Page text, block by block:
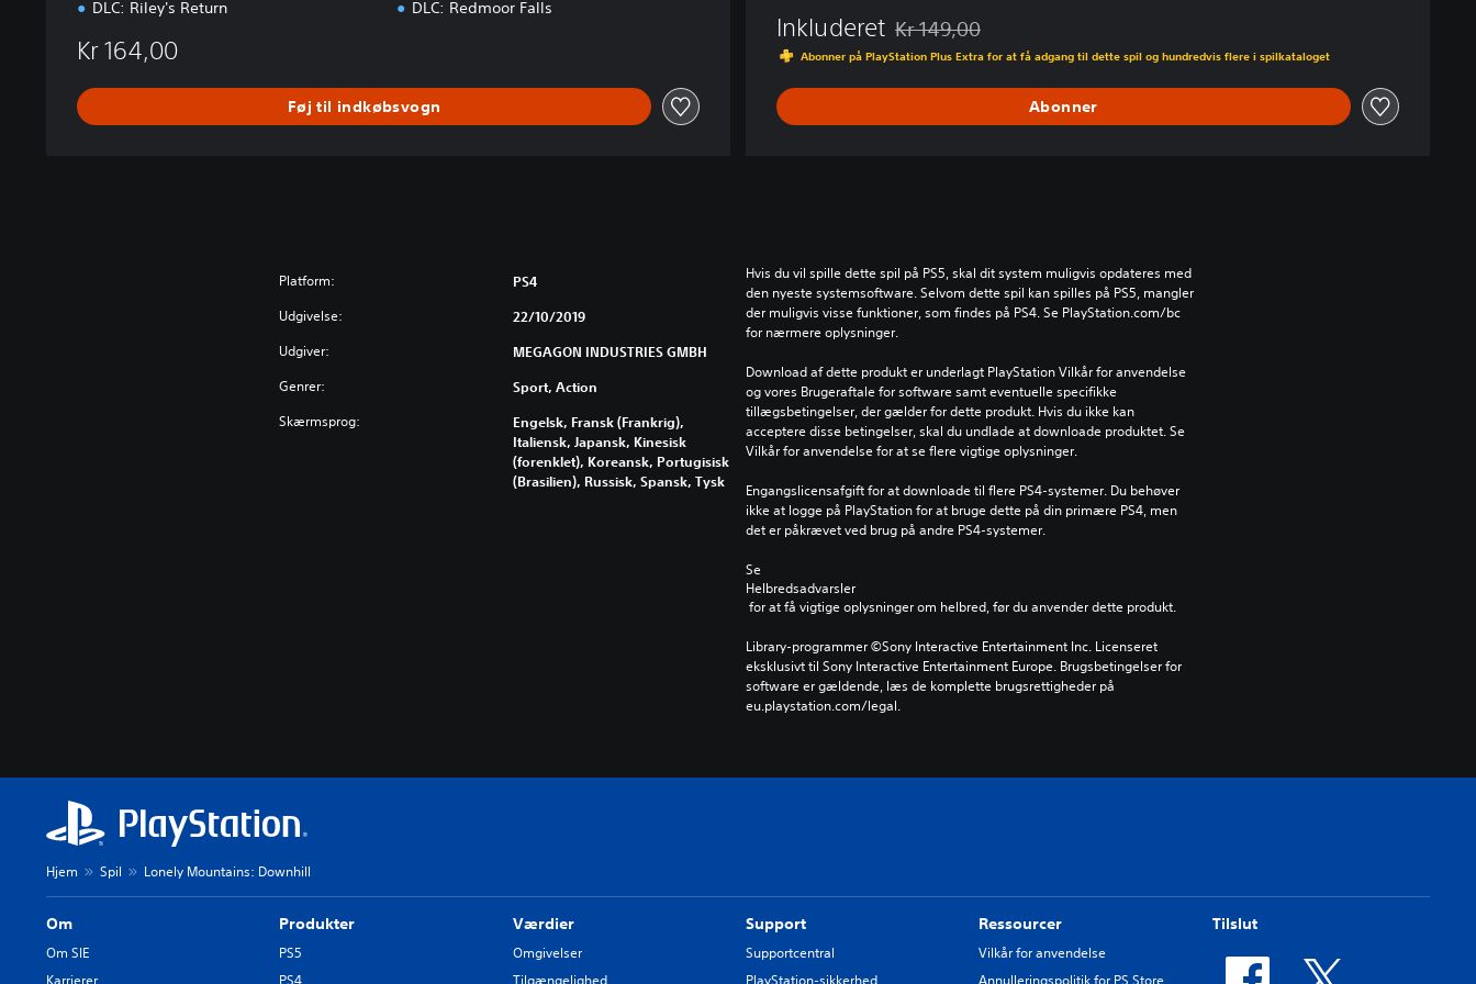
DLC: Riley's Return
DLC: Redmoor Falls
Kr 164,00
Føj til indkøbsvogn
Inkluderet Nedsat fra den normale pris på Kr 149,00
Kr 149,00
Abonner på PlayStation Plus Extra for at få adgang til dette spil og hundredvis flere i spilkataloget
Abonner
Platform: PS4
Udgivelse: 22/10/2019
Udgiver: MEGAGON INDUSTRIES GMBH
Genrer: Sport, Action
Skærmsprog:
Engelsk, Fransk (Frankrig),
Italiensk, Japansk, Kinesisk
(forenklet), Koreansk, Portugisisk
(Brasilien), Russisk, Spansk, Tysk
Hvis du vil spille dette spil på PS5, skal dit system muligvis opdateres med
den nyeste systemsoftware. Selvom dette spil kan spilles på PS5, mangler
der muligvis visse funktioner, som findes på PS4. Se PlayStation.com/bc
for nærmere oplysninger.
Download af dette produkt er underlagt PlayStation Vilkår for anvendelse
og vores Brugeraftale for software samt eventuelle specifikke
tillægsbetingelser, der gælder for dette produkt. Hvis du ikke kan
acceptere disse betingelser, skal du undlade at downloade produktet. Se
Vilkår for anvendelse for at se flere vigtige oplysninger.
Engangslicensafgift for at downloade til flere PS4-systemer. Du behøver
ikke at logge på PlayStation for at bruge dette på din primære PS4, men
det er påkrævet ved brug på andre PS4-systemer.
Se
Helbredsadvarsler
for at få vigtige oplysninger om helbred, før du anvender dette produkt.
Library-programmer ©Sony Interactive Entertainment Inc. Licenseret
eksklusivt til Sony Interactive Entertainment Europe. Brugsbetingelser for
software er gældende, læs de komplette brugsrettigheder på
eu.playstation.com/legal.
Hjem Spil Lonely Mountains: Downhill
Om
Om SIE
Produkter
PS5
Værdier
Omgivelser
Support
Supportcentral
Ressourcer
Vilkår for anvendelse
Tilslut